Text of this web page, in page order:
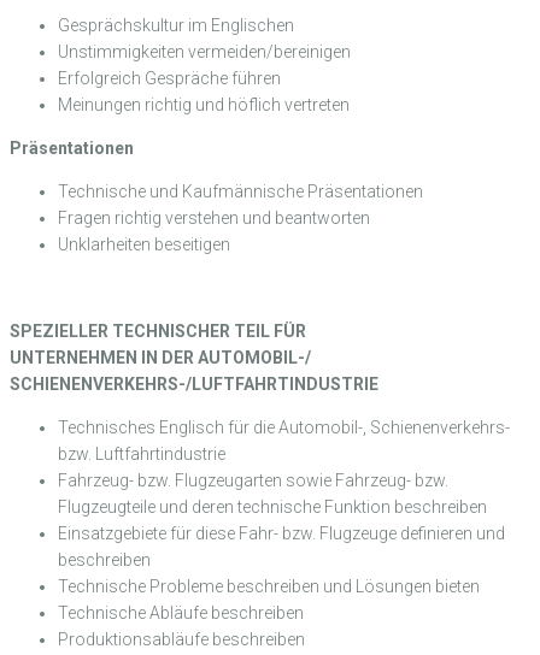
Gesprächskultur im Englischen
Unstimmigkeiten vermeiden/bereinigen
Erfolgreich Gespräche führen
Meinungen richtig und höflich vertreten
Präsentationen
Technische und Kaufmännische Präsentationen
Fragen richtig verstehen und beantworten
Unklarheiten beseitigen
SPEZIELLER TECHNISCHER TEIL FÜR
UNTERNEHMEN IN DER AUTOMOBIL-/
SCHIENENVERKEHRS-/LUFTFAHRTINDUSTRIE
Technisches Englisch für die Automobil-, Schienenverkehrs-
bzw. Luftfahrtindustrie
Fahrzeug- bzw. Flugzeugarten sowie Fahrzeug- bzw.
Flugzeugteile und deren technische Funktion beschreiben
Einsatzgebiete für diese Fahr- bzw. Flugzeuge definieren und
beschreiben
Technische Probleme beschreiben und Lösungen bieten
Technische Abläufe beschreiben
Produktionsabläufe beschreiben